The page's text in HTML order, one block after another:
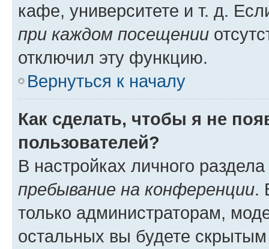
кафе, университете и т. д.
при каждом посещении
отключил эту функцию.
Вернуться к началу
Как сделать, чтобы я не
пользователей?
В настройках личного
пребывание на конференции.
только администраторам,
остальных вы будете